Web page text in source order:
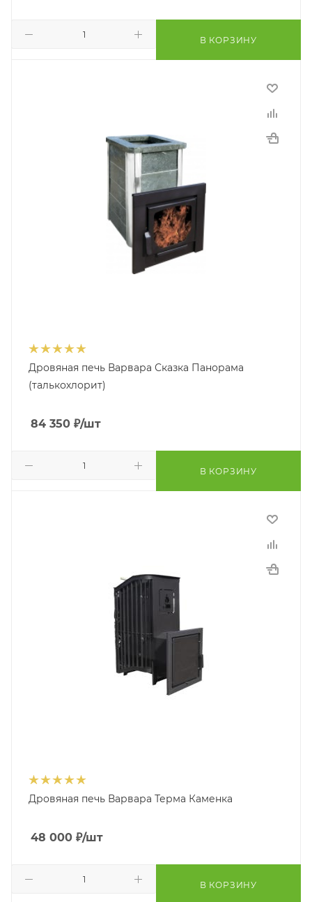
В КОРЗИНУ
Дровяная печь Варвара Сказка Панорама
(талькохлорит)
84 350 ₽/шт
В КОРЗИНУ
Дровяная печь Варвара Терма Каменка
48 000 ₽/шт
В КОРЗИНУ